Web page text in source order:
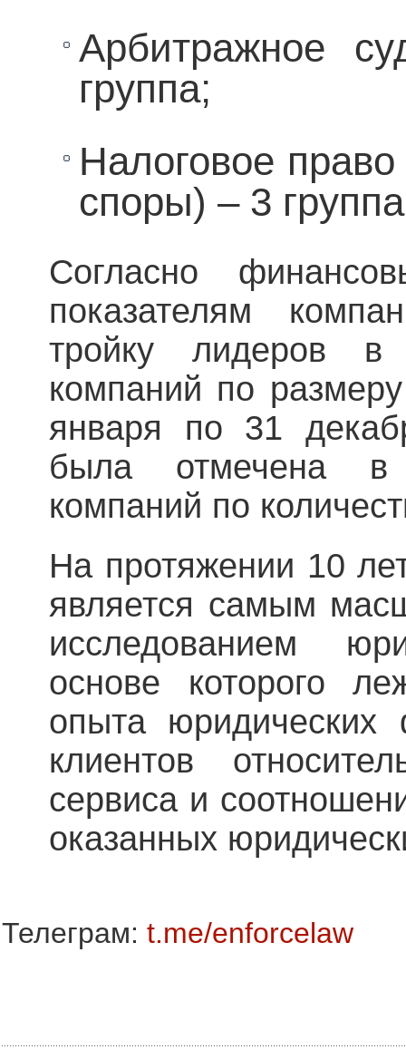
Арбитражное
группа;
Налоговое
споры) – 3
Согласно
показателям
тройку лидеров в
компаний по
января по 31
была отмечена в
компаний по
На протяжении 10
является самым
исследованием
основе которого
опыта
клиентов
сервиса и
оказанных
Телеграм: t.me/enforcelaw